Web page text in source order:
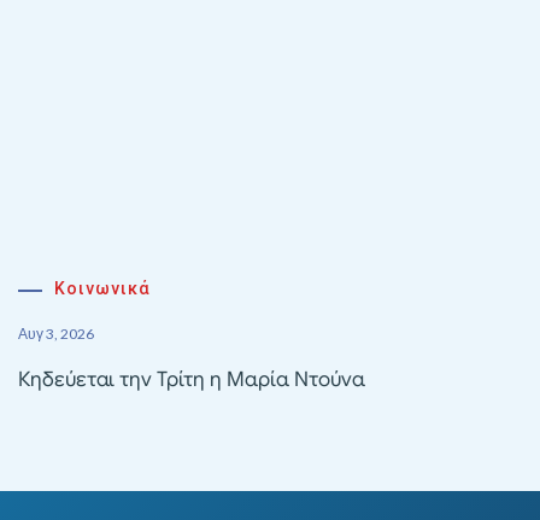
Κοινωνικά
Αυγ 3, 2026
Κηδεύεται την Τρίτη η Μαρία Ντούνα